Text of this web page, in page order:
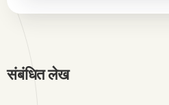
संबंधित लेख